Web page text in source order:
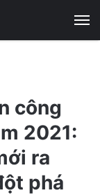
công
2021:
ra
phá